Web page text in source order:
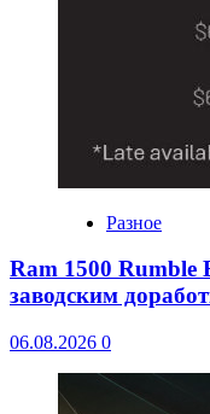
Разное
Ram 1500 Rumble
заводским
06.08.2026 0